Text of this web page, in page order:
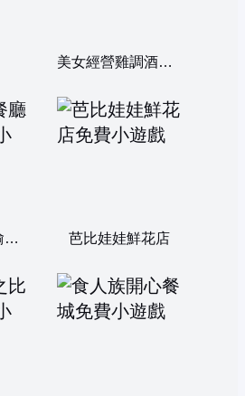
美女經營雞調酒吧_中文版
美女經營餐廳偷約會 芭比娃娃鮮花店